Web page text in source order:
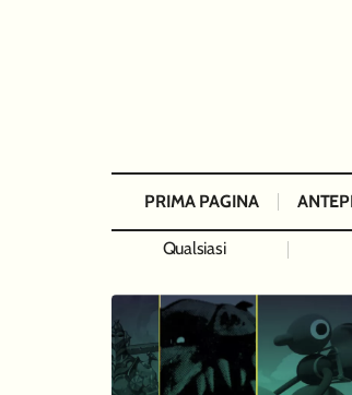
PRIMA PAGINA
Qualsiasi